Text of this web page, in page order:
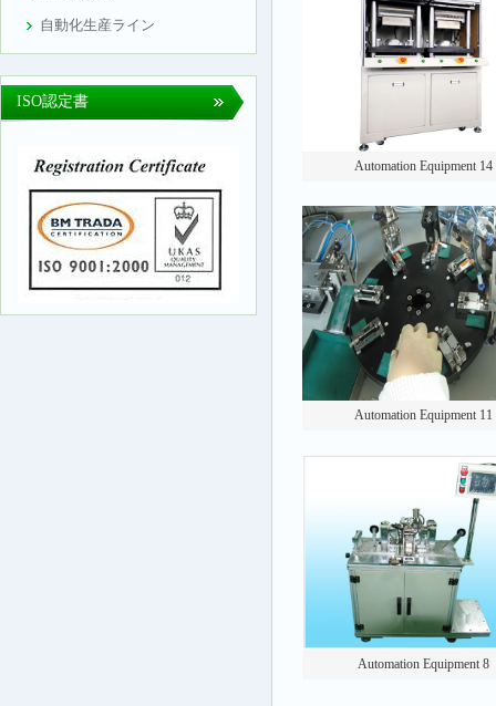
自動化生産ライン
ISO認定書
Automation Equipment 14
Automation Equipment 11
Automation Equipment 8